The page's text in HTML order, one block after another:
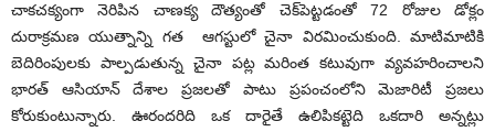
చాకచక్యంగా నెరిపిన చాణక్య దౌత్యంతో చెక్‌పెట్టడంతో 72 రోజుల డోక్లం
దురాక్రమణ యుత్నాన్ని గత ఆగస్టులో చైనా విరమించుకుంది. మాటిమాటికి
బెదిరింపులకు పాల్పడుతున్న చైనా పట్ల మరింత కటువుగా వ్యవహరించాలని
భారత్ ఆసియాన్ దేశాల ప్రజలతో పాటు ప్రపంచంలోని మెజారిటీ ప్రజలు
కోరుకుంటున్నారు. ఊరందరిది ఒక దారైతే ఉలిపికట్టెది ఒకదారి అన్నట్లు